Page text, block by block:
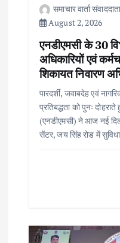
समाचार वार्ता
August 2, 2026
एनडीएमसी के 30
अधिकारियों एवं
शिकायत निवारण
पारदर्शी, जवाबदेह एवं
प्रतिबद्धता को पुनः
(एनडीएमसी) ने आज नई
सेंटर, जय सिंह रोड में